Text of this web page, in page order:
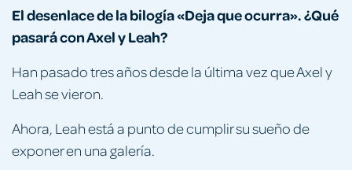
El desenlace de la bilogía «Deja que ocurra». ¿Qué
pasará con Axel y Leah?
Han pasado tres años desde la última vez que Axel y
Leah se vieron.
Ahora, Leah está a punto de cumplir su sueño de
exponer en una galería.